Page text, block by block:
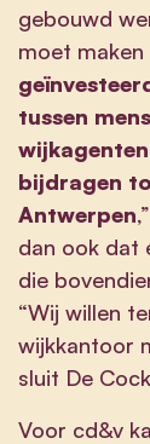
gebouwd
moet
tussen
bijdragen
Antwerpen
dan ook dat
die
“Wij willen
wijkkantoor
sluit De
Voor cd&v